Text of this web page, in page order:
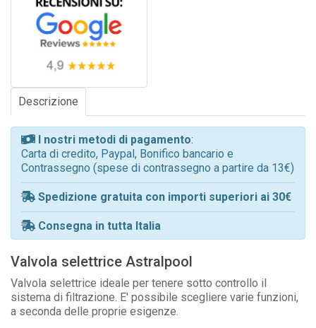
Descrizione
I nostri metodi di pagamento:
Carta di credito, Paypal, Bonifico bancario e
Contrassegno (spese di contrassegno a partire da 13€)
Spedizione gratuita con importi superiori ai 30€
Consegna in tutta Italia
Valvola selettrice Astralpool
Valvola selettrice ideale per tenere sotto controllo il
sistema di filtrazione. E' possibile scegliere varie funzioni,
a seconda delle proprie esigenze.